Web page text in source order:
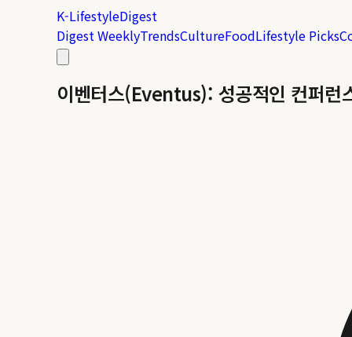
K-LifestyleDigest
Digest WeeklyTrendsCultureFoodLifestyle Picks
이벤터스(Eventus): 성공적인 컨퍼런